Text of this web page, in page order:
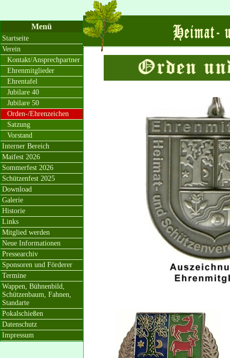
Menü
Startseite
Verein
Kontakt/Ansprechpartner
Ehrenmitglieder
Ehrentafel
Jubilare 40
Jubilare 50
Orden-/Ehrenzeichen
Satzung
Vorstand
Interner Bereich
Maifest 2026
Sommerfest 2026
Schützenfest 2025
Download
Galerie
Historie
Links
Mitglied werden
Neue Informationen
Pressearchiv
Sponsoren und Förderer
Termine
Wappen, Bühnenbild,
Schützenbaum, Fahnen,
Standarte
Pokalschießen
Datenschutz
Impressum